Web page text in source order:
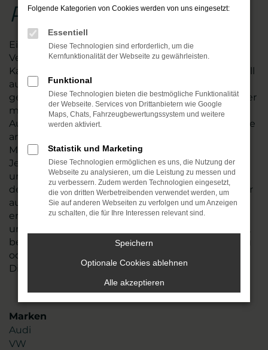
Rudolph
Ein Gebrauchtwagenkauf ist immer auch
Vertrauenssache. Das gilt natürlich auch für Škoda
Kamiq Gebrauchtwagen, wenngleich dieses Modell
auch noch nach Jahren einen erstklassigen Ruf
genießt. Wir vom Autohaus Rudolph verfügen über
mehr als 45 Jahre Erfahrung in der
Automobilbranche. Unser Unternehmen finden Sie
an zwei Standorten, an denen mehr als 110
Mitarbeiterinnen und Mitarbeiter für Sie da sind.
Jeder Škoda Kamiq Gebrauchtwagen wird in
unserer Werkstatt gründlich geprüft, bevor er in
den Verkauf gelangt. In diesem Kontext werfen wir
auch einen Blick auf die Verschleißteile und
erneuern diese bei Bedarf. Natürlich steht Ihnen
unsere Werkstatt auch noch nach dem Kauf offen,
beispielsweise für den Reifenwechsel, für Wartung
oder Inspektion, um nur einige unserer
Dienstleistungen zu nennen.
Marken
Audi
VW
Folgende Kategorien von Cookies werden von uns eingesetzt:
Essentiell
Diese Technologien sind erforderlich, um die
Kernfunktionalität der Webseite zu gewährleisten.
Funktional
Diese Technologien bieten die bestmögliche Funktionalität
der Webseite. Services von Drittanbietern wie Google
Maps, Chats, Fahrzeugbewertungssystem und weitere
werden aktiviert.
Statistik und Marketing
Diese Technologien ermöglichen es uns, die Nutzung der
Webseite zu analysieren, um die Leistung zu messen und
zu verbessern. Zudem werden Technologien eingesetzt,
die von dritten Werbetreibenden verwendet werden, um
Sie auf anderen Webseiten zu verfolgen und um Anzeigen
zu schalten, die für Ihre Interessen relevant sind.
Speichern
Optionale Cookies ablehnen
Alle akzeptieren